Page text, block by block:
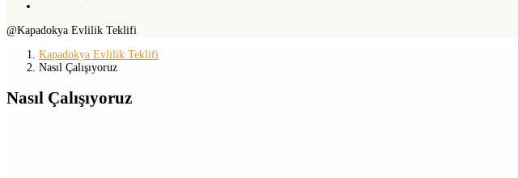
@Kapadokya Evlilik Teklifi
Kapadokya Evlilik Teklifi
Nasıl Çalışıyoruz
Nasıl Çalışıyoruz